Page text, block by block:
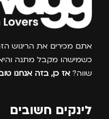
אתם מכירים את הריגוש
כשמישהו מקבל מתנה
שווה? אז כן, בזה אנחנו
לינקים חשובים